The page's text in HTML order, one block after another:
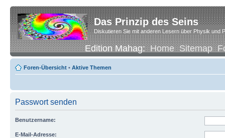
Das Prinzip des Seins
Diskutieren Sie mit anderen Lesern über Physik und
Edition Mahag:Home Sitemap
Foren-Übersicht • Aktive Themen
Passwort senden
Benutzername:
E-Mail-Adresse: